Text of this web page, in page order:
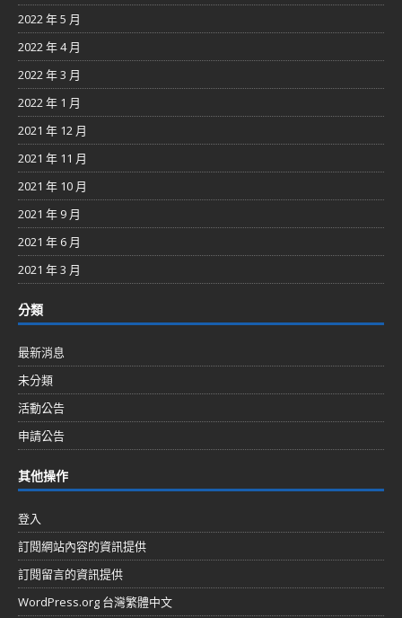
2022 年 5 月
2022 年 4 月
2022 年 3 月
2022 年 1 月
2021 年 12 月
2021 年 11 月
2021 年 10 月
2021 年 9 月
2021 年 6 月
2021 年 3 月
分類
最新消息
未分類
活動公告
申請公告
其他操作
登入
訂閱網站內容的資訊提供
訂閱留言的資訊提供
WordPress.org 台灣繁體中文